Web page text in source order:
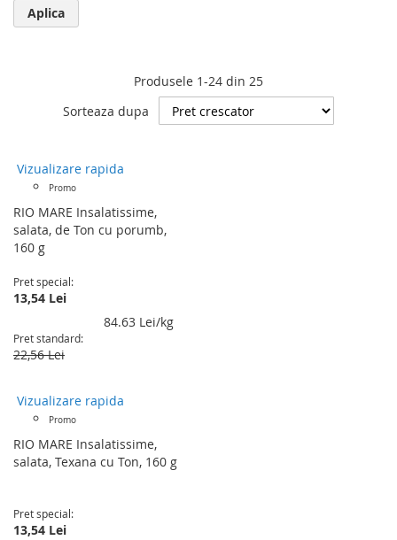
Produsele 1-24 din 25
Sorteaza dupa
Vizualizare rapida
Promo
RIO MARE Insalatissime,
salata, de Ton cu porumb,
160 g
Pret special
13,54 Lei
84.63 Lei/kg
Pret standard
22,56 Lei
Vizualizare rapida
Promo
RIO MARE Insalatissime,
salata, Texana cu Ton, 160 g
Pret special
13,54 Lei
Aplica